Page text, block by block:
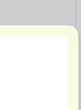
桃子衬托出微